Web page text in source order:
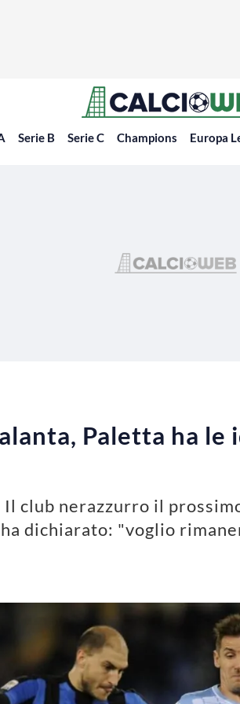
Serie B Serie C Champions Europa
Paletta ha le
club nerazzurro il
dichiarato: "voglio